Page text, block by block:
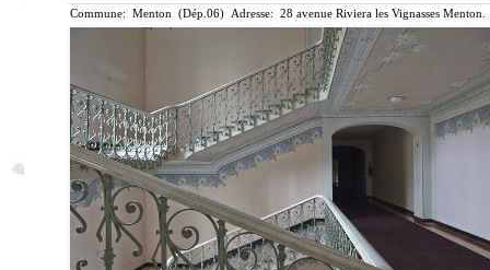
Commune: Menton (Dép.06) Adresse: 28 avenue Riviera les Vignasses